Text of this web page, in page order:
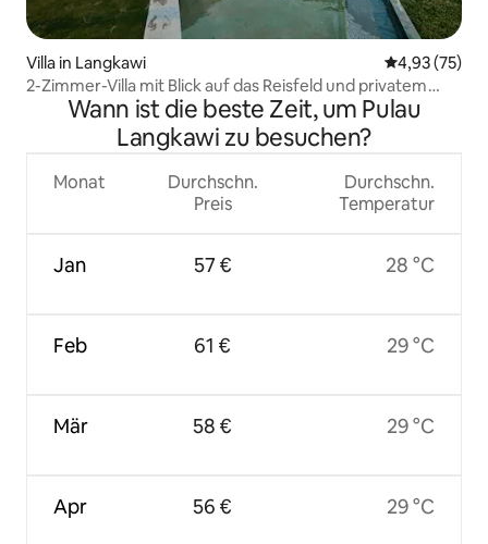
Villa in Langkawi
4,93 (75)
2-Zimmer-Villa mit Blick auf das Reisfeld und privatem
Wann ist die beste Zeit, um Pulau
Langkawi zu besuchen?
Monat
Jan
Feb
Mär
Apr
Durchschn.
Preis
57 €
61 €
58 €
56 €
Durchschn.
Temperatur
28 °C
29 °C
29 °C
29 °C